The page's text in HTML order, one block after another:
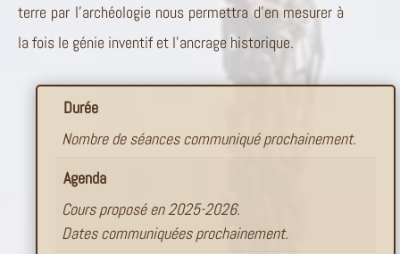
terre par l’archéologie nous permettra d’en mesurer à
la fois le génie inventif et l’ancrage historique.
Durée
Nombre de séances communiqué prochainement.
Agenda
Cours proposé en 2025-2026.
Dates communiquées prochainement.